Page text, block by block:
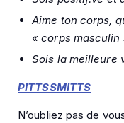
Aime ton corps,
« corps masculin
Sois la meilleure
PITTSSMITTS
N’oubliez pas de